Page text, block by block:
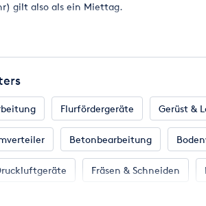
gilt also als ein Miettag.
Regel ab 8.00 Uhr bereitgestellt, der
zugesagt werden, da es vorkommen
Fall eine entsprechende Maschine für
auf einen Miettag incl. der gesetzlichen
nur per EC-KARTE MIT PIN oder
Flurfördergeräte Gerüst &
Betonbearbeitung
Fräsen & Schneiden